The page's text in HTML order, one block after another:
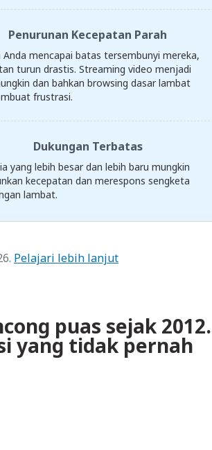
Penurunan Kecepatan Parah
Anda mencapai batas tersembunyi mereka,
turun drastis. Streaming video menjadi
dan bahkan browsing dasar lambat
frustrasi.
Dukungan Terbatas
yang lebih besar dan lebih baru mungkin
kecepatan dan merespons sengketa
lambat.
Pelajari lebih lanjut
puas sejak 2012.
yang tidak pernah